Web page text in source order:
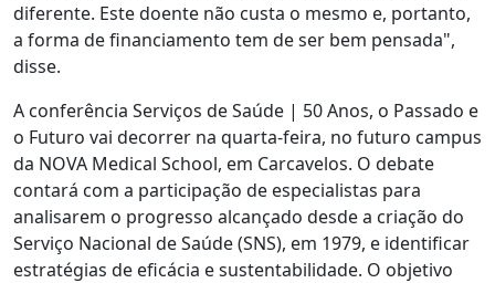
diferente. Este doente não custa o mesmo e, portanto,
a forma de financiamento tem de ser bem pensada",
disse.
A conferência Serviços de Saúde | 50 Anos, o Passado e
o Futuro vai decorrer na quarta-feira, no futuro campus
da NOVA Medical School, em Carcavelos. O debate
contará com a participação de especialistas para
analisarem o progresso alcançado desde a criação do
Serviço Nacional de Saúde (SNS), em 1979, e identificar
estratégias de eficácia e sustentabilidade. O objetivo